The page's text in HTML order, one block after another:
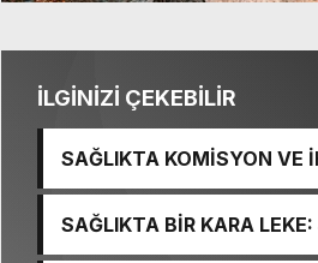
İLGİNİZİ ÇEKEBİLİR
SAĞLIKTA KOMİSYON VE
İŞİTME MERKEZİ’NİN SGK
SAĞLIKTA BİR KARA
TACİRLİĞİ